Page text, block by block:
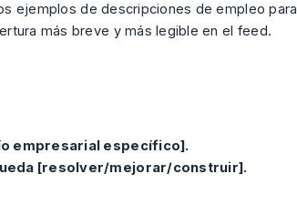
ejemplos de descripciones de empleo para
más breve y más legible en el feed.
empresarial específico].
[resolver/mejorar/construir].